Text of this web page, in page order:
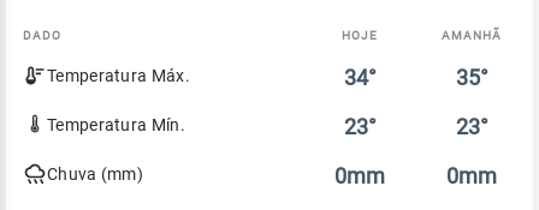
Comparativo
entre
previsão
hoje
DADO HOJE AMANHÃ
Temperatura Máx. 34° 35°
Temperatura Mín. 23° 23°
Chuva (mm) 0mm 0mm